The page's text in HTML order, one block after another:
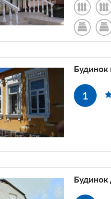
Будинок
1
Будинок